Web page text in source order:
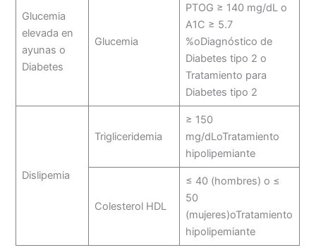
Glucemia
elevada en
ayunas o
Diabetes
Glucemia
PTOG ≥ 140 mg/dL o
A1C ≥ 5.7
%oDiagnóstico de
Diabetes tipo 2 o
Tratamiento para
Diabetes tipo 2
Dislipemia
Trigliceridemia
≥ 150
mg/dLoTratamiento
hipolipemiante
Colesterol HDL
≤ 40 (hombres) o ≤
50
(mujeres)oTratamiento
hipolipemiante